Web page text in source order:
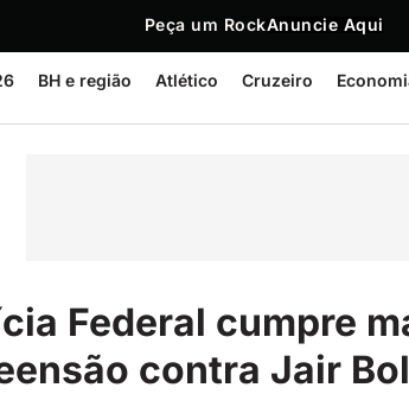
Peça um RockAnuncie Aqui
BH e região Atlético Cruzeiro
Federal cumpre
contra Jair